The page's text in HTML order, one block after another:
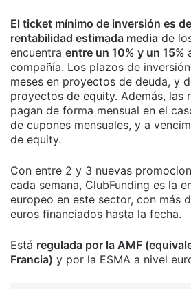
El ticket mínimo de inversión es
rentabilidad estimada media de
encuentra entre un 10% y un 15%
compañía. Los plazos de
meses en proyectos de deuda, y
proyectos de equity. Además, las
pagan de forma mensual en el
de cupones mensuales, y a
de equity.
Con entre 2 y 3 nuevas
cada semana, ClubFunding es la
europeo en este sector, con más
euros financiados hasta la fecha.
Está regulada por la AMF
Francia) y por la ESMA a nivel